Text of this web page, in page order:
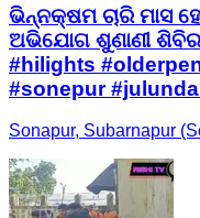
ଭିନ୍ନକ୍ଷମ ଚାରି ମାସ
ଅଭିଯୋଗ ଶୁଣାଣୀ
#hilights
#sonepur #julunda
Sonapur, Subarnapur